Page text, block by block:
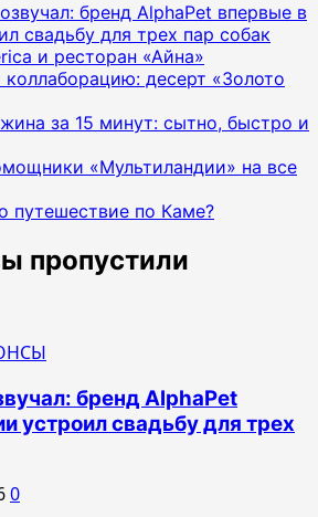
бренд AlphaPet впервые в
свадьбу для трех пар собак
и ресторан «Айна»
коллаборацию: десерт «Золото
за 15 минут: сытно, быстро и
«Мультиландии» на все
путешествие по Каме?
пропустили
бренд AlphaPet
устроил свадьбу для трех
0